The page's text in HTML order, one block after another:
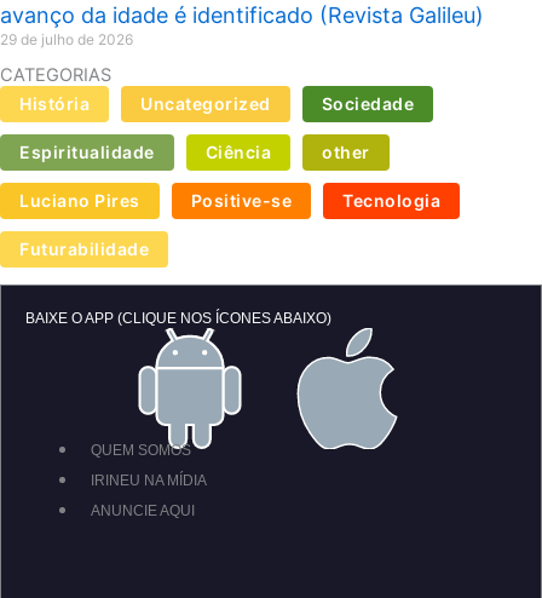
avanço da idade é identificado (Revista Galileu)
29 de julho de 2026
CATEGORIAS
História Uncategorized Sociedade
Espiritualidade Ciência other
Luciano Pires Positive-se Tecnologia
Futurabilidade
BAIXE O APP (CLIQUE NOS ÍCONES ABAIXO)
QUEM SOMOS
IRINEU NA MÍDIA
ANUNCIE AQUI